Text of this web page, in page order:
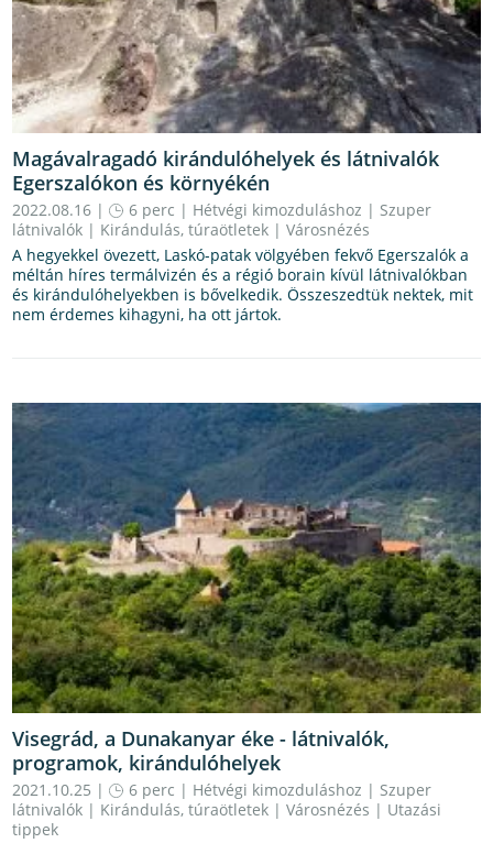
Magávalragadó kirándulóhelyek és látnivalók
Egerszalókon és környékén
2022.08.16 | 6 perc | Hétvégi kimozduláshoz | Szuper
látnivalók | Kirándulás, túraötletek |Városnézés
A hegyekkel övezett, Laskó-patak völgyében fekvő Egerszalók a
méltán híres termálvizén és a régió borain kívül látnivalókban
és kirándulóhelyekben is bővelkedik. Összeszedtük nektek, mit
nem érdemes kihagyni, ha ott jártok.
Visegrád, a Dunakanyar éke - látnivalók,
programok, kirándulóhelyek
2021.10.25 | 6 perc | Hétvégi kimozduláshoz | Szuper
látnivalók | Kirándulás, túraötletek |Városnézés | Utazási
tippek